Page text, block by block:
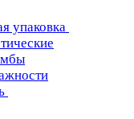
упаковка